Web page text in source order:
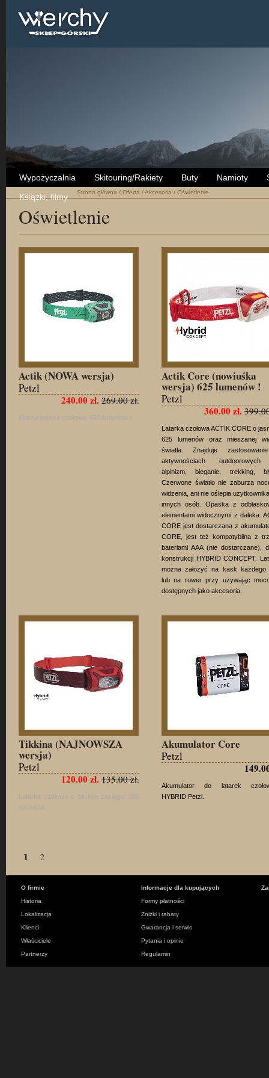
Wypożyczalnia Skitouring/Rakiety Buty Namioty
Książki, filmy
Strona główna / Oferta /Akcesoria / Oświetlenie
Oświetlenie
Actik (NOWA wersja)
Petzl
240.00 zł. 269.00 zł.
Mocna latarka czołowa. 450 lumenów !
Actik Core (nowiuśka
wersja) 625 lumenów !
Petzl
360.00 zł.
Latarka czołowa ACTIK CORE o
625 lumenów oraz mieszanej
światła. Znajduje
aktywnościach
alpinizm, bieganie, trekking,
Czerwone światło nie zaburza
widzenia, ani nie oślepia
innych osób. Opaska z
elementami widocznymi z daleka.
CORE jest dostarczana z
CORE, jest też kompatybilna z
bateriami AAA (nie dostarczane),
konstrukcji HYBRID CONCEPT.
można założyć na kask każdego
lub na rower przy używając
dostępnych jako akcesoria.
Tikkina (NAJNOWSZA
wersja)
Petzl
120.00 zł. 135.00 zł.
Latarka czołowa o bliskim zasięgu. 300
lumenów.
Akumulator Core
Petzl
Akumulator do latarek
HYBRID Petzl.
1 2
O firmie
Historia
Lokalizacja
Klienci
Właściciele
Partnerzy
Informacje dla kupujących
Formy płatności
Zniżki i rabaty
Gwarancja i serwis
Pytania i opinie
Regulamin